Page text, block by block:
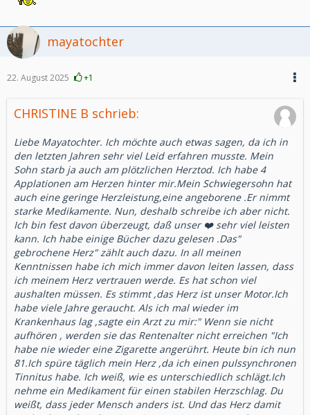
Ich wünsche Dir und Deinem Mann viel Kraft.
Vlg. Linchenmayatochter
22. August 2025 +1
CHRISTINE B schrieb:
Liebe Mayatochter. Ich möchte auch etwas sagen, da ich in
den letzten Jahren sehr viel Leid erfahren musste. Mein
Sohn starb ja auch am plötzlichen Herztod. Ich habe 4
Applationen am Herzen hinter mir.Mein Schwiegersohn hat
auch eine geringe Herzleistung,eine angeborene .Er nimmt
starke Medikamente. Nun, deshalb schreibe ich aber nicht.
Ich bin fest davon überzeugt, daß unser ❤️ sehr viel leisten
kann. Ich habe einige Bücher dazu gelesen .Das"
gebrochene Herz" zählt auch dazu. In all meinen
Kenntnissen habe ich mich immer davon leiten lassen, dass
ich meinem Herz vertrauen werde. Es hat schon viel
aushalten müssen. Es stimmt ,das Herz ist unser Motor.Ich
habe viele Jahre geraucht. Als ich mal wieder im
Krankenhaus lag ,sagte ein Arzt zu mir:" Wenn sie nicht
aufhören , werden sie das Rentenalter nicht erreichen "Ich
habe nie wieder eine Zigarette angerührt. Heute bin ich nun
81.Ich spüre täglich mein Herz ,da ich einen pulssynchronen
Tinnitus habe. Ich weiß, wie es unterschiedlich schlägt.Ich
nehme ein Medikament für einen stabilen Herzschlag. Du
weißt, dass jeder Mensch anders ist. Und das Herz damit